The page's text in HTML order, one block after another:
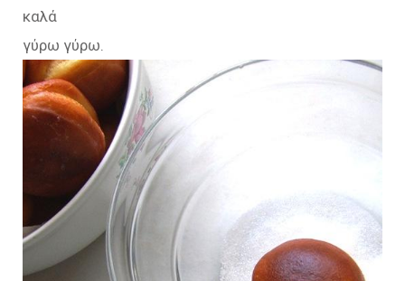
καλά
γύρω γύρω.